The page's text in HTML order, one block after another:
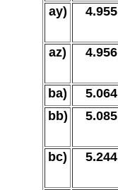
ay) 4.955
az) 4.956
ba) 5.064
bb) 5.085
bc) 5.244